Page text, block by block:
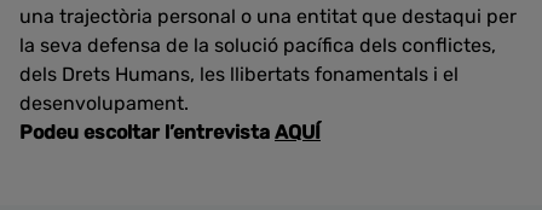
una trajectòria personal o una entitat que destaqui per
la seva defensa de la solució pacífica dels conflictes,
dels Drets Humans, les llibertats fonamentals i el
desenvolupament.
Podeu escoltar l’entrevista AQUÍ